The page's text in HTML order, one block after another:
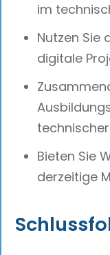
im
Nutzen Sie
digitale
Bieten Sie
derzeitige